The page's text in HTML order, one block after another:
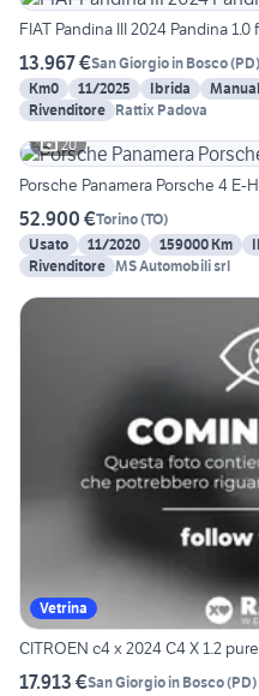
FIAT Pandina III 2024 Pandina
13.967 €San Giorgio in Bosco(PD)
Km0
11/2025 Ibrida
Rivenditore Rattix Padova
20
Porsche Panamera Porsche 4 E-
52.900 €Torino(TO)
Usato
11/2020 159000 Km
Rivenditore MS Automobili srl
Vetrina
CITROEN c4 x 2024 C4 X 1.2
17.913 €San Giorgio in Bosco(PD)